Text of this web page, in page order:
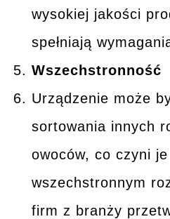
wysokiej jakości
spełniają
Wszechstronność
Urządzenie może
sortowania innych
owoców, co czyni je
wszechstronnym
firm z branży